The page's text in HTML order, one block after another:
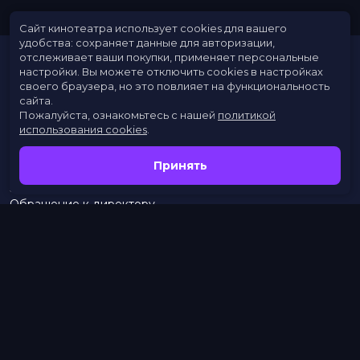
Расписание
Скоро в кино
Заведения
Обращение к директору
Сайт кинотеатра использует cookies для вашего
удобства: сохраняет данные для авторизации,
отслеживает ваши покупки, применяет персональные
настройки. Вы можете отключить cookies в настройках
своего браузера, но это повлияет на функциональность
сайта.
Пожалуйста, ознакомьтесь с нашей политикой
использования cookies
Принять